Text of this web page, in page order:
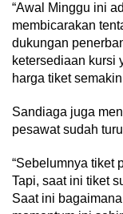
“Awal Minggu ini
membicarakan
dukungan
ketersediaan kursi
harga tiket
Sandiaga juga
pesawat sudah
“Sebelumnya tiket
Tapi, saat ini tiket
Saat ini